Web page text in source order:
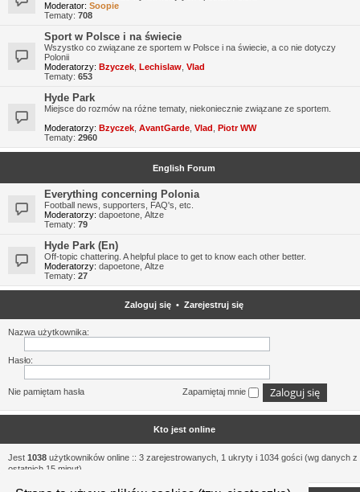
Moderator: Soopie
Tematy: 708
Sport w Polsce i na świecie
Wszystko co związane ze sportem w Polsce i na świecie, a co nie dotyczy
Polonii
Moderatorzy: Bzyczek Lechislaw Vlad
Tematy: 653
Hyde Park
Miejsce do rozmów na różne tematy, niekoniecznie związane ze sportem.
Moderatorzy: Bzyczek AvantGarde Vlad Piotr WW
Tematy: 2960
English Forum
Everything concerning Polonia
Football news, supporters, FAQ's, etc.
Moderatorzy: dapoetone Altze
Tematy: 79
Hyde Park (En)
Off-topic chattering. A helpful place to get to know each other better.
Moderatorzy: dapoetone Altze
Tematy: 27
Zaloguj się • Zarejestruj się
Nazwa użytkownika:
Hasło:
Nie pamiętam hasła Zapamiętaj mnie
Kto jest online
Jest 1038 użytkowników online :: 3 zarejestrowanych, 1 ukryty i 1034 gości (wg danych z
ostatnich 15 minut)